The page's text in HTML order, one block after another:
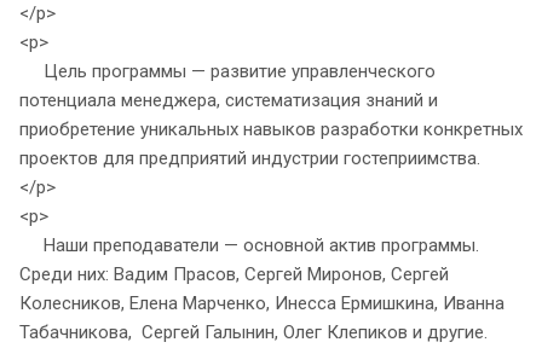
</p>
<p>
Цель программы — развитие управленческого
потенциала менеджера, систематизация знаний и
приобретение уникальных навыков разработки конкретных
проектов для предприятий индустрии гостеприимства.
</p>
<p>
Наши преподаватели — основной актив программы.
Среди них: Вадим Прасов, Сергей Миронов, Сергей
Колесников, Елена Марченко, Инесса Ермишкина, Иванна
Табачникова, Сергей Галынин, Олег Клепиков и другие.